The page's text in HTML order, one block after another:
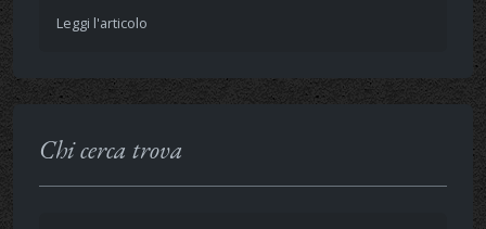
Leggi l'articolo
Chi cerca trova